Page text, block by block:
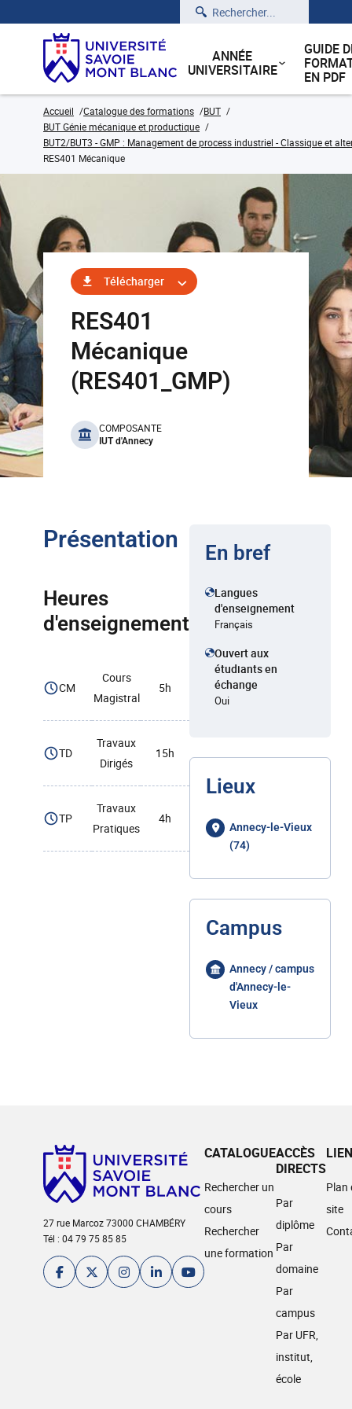
Rechercher
ANNÉE
UNIVERSITAIRE
GUIDE
EN PDF
Accueil Catalogue des formations
BUT
BUT Génie mécanique et productique
BUT2/BUT3 - GMP : Management de process industriel - Classique et
RES401 Mécanique
Télécharger
RES401
Mécanique
(RES401_GMP)
benefits
COMPOSANTE
IUT d'Annecy
Présentation
Heures
d'enseignement
CM
Cours
Magistral
5h
TD
Travaux
Dirigés
15h
TP
Travaux
Pratiques
4h
En bref
Langues
d'enseignement
Français
Ouvert aux
étudiants en
échange
Oui
Lieux
Annecy-le-Vieux
(74)
Campus
Annecy / campus
d'Annecy-le-
Vieux
27 rue Marcoz 73000 CHAMBÉRY
Tél : 04 79 75 85 85
CATALOGUE
Rechercher un
cours
Rechercher
une formation
ACCÈS
DIRECTS
Par
diplôme
Par
domaine
Par
campus
Par UFR,
institut,
école
Plan
site